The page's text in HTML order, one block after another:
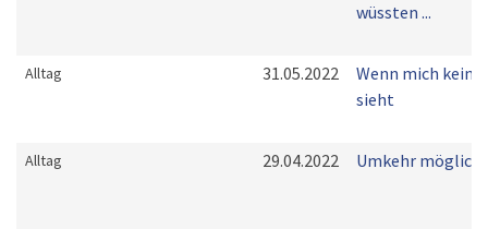
wüssten ...
Alltag 31.05.2022
Wenn mich keiner
sieht
Alltag 29.04.2022 Umkehr möglich